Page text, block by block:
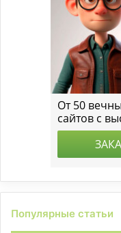
Популярные статьи